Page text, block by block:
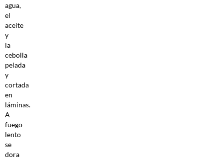
agua,
el
aceite
y
la
cebolla
pelada
y
cortada
en
láminas.
A
fuego
lento
se
dora